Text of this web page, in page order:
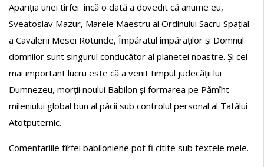
Apariția unei tîrfei încă o dată a dovedit că anume eu,
Sveatoslav Mazur, Marele Maestru al Ordinului Sacru Spațial
a Cavalerii Mesei Rotunde, Împăratul împăraților și Domnul
domnilor sunt singurul conducător al planetei noastre. Și cel
mai important lucru este că a venit timpul judecății lui
Dumnezeu, morții noului Babilon și formarea pe Pămînt
mileniului global bun al păcii sub controlul personal al Tatălui
Atotputernic.
Comentariile tîrfei babiloniene pot fi citite sub textele mele.